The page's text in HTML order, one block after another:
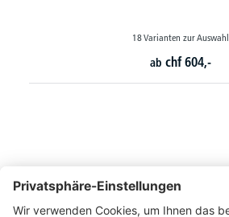
18 Varianten zur Auswahl
ab chf 604,-
Montags bis Freitags von 08:30 - 17:00 Uhr